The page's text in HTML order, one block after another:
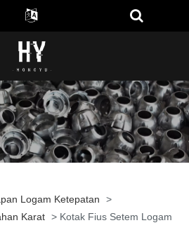
Logam Ketepatan
>
Karat > Kotak Fius Setem Logam